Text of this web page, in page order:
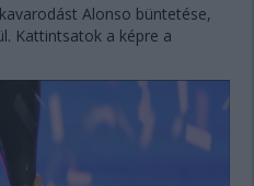
Alonso büntetése,
Kattintsatok a képre a